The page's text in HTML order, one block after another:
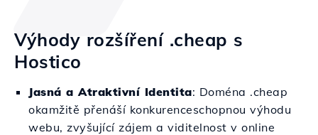
Výhody rozšíření .cheap s
Hostico
Jasná a Atraktivní Identita: Doména .cheap
okamžitě přenáší konkurenceschopnou výhodu
webu, zvyšující zájem a viditelnost v online